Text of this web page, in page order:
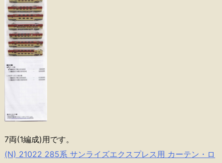
7両(1編成)用です。
(N) 21022 285系 サンライズエクスプレス用 カーテン・ロ